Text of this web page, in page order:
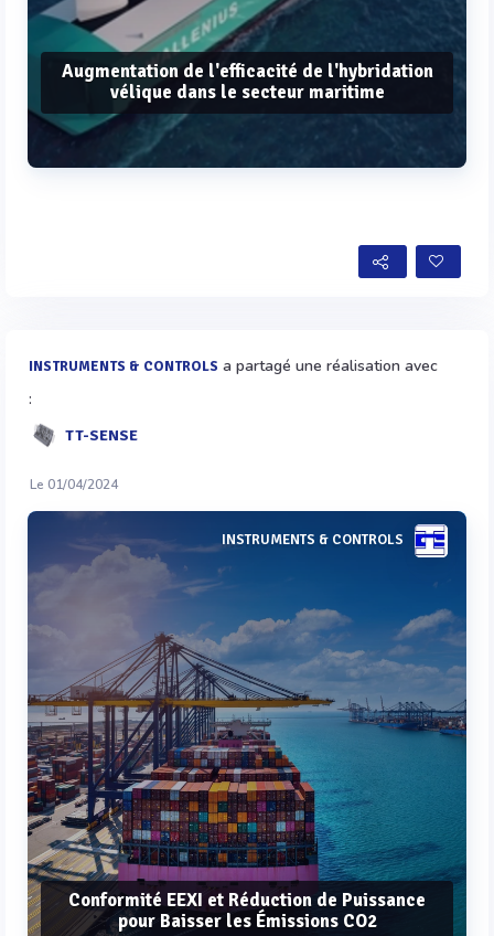
Augmentation de l'efficacité de l'hybridation
vélique dans le secteur maritime
INSTRUMENTS & CONTROLS a partagé une réalisation avec
:
TT-SENSE
Le 01/04/2024
INSTRUMENTS & CONTROLS
Conformité EEXI et Réduction de Puissance
pour Baisser les Émissions CO2